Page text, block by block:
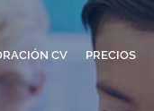
CV PRECIOS